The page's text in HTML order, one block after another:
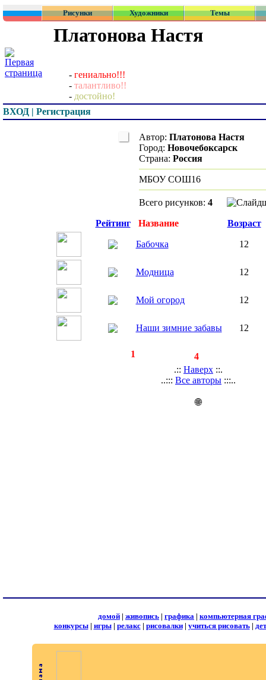
Рисунки Художники Темы
Платонова Настя
- гениально!!!
- талантливо!!
- достойно!
ВХОД | Регистрация
Автор:Платонова
Город:
Страна:
МБОУ СОШ16
Всего рисунков:4
Рейтинг Название Возраст
Бабочка 12
Модница 12
Мой огород 12
Наши зимние забавы 12
1
4
.:: Наверх ::.
..::: Все авторы :::..
🌐
домой | живопись | графика | компьютерная
конкурсы| игры| релакс| рисовалки| учиться рисовать|